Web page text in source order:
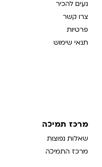
נעים להכיר
צרו קשר
פרטיות
תנאי שימוש
מרכז תמיכה
שאלות נפוצות
מרכז התמיכה